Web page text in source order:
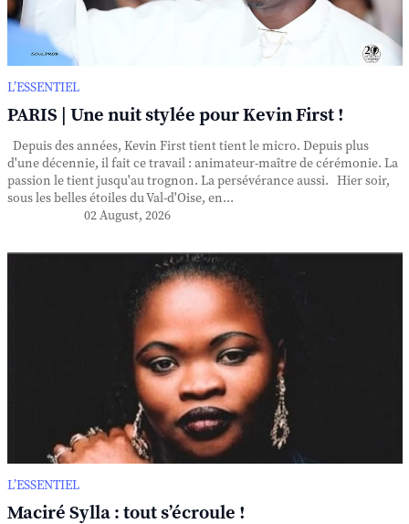
L’ESSENTIEL
PARIS | Une nuit stylée pour Kevin First !
Depuis des années, Kevin First tient tient le micro. Depuis plus
d'une décennie, il fait ce travail : animateur-maître de cérémonie. La
passion le tient jusqu'au trognon. La persévérance aussi. Hier soir,
sous les belles étoiles du Val-d'Oise, en...
02 August, 2026
L’ESSENTIEL
Maciré Sylla : tout s’écroule !